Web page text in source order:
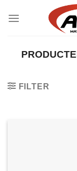
naar
FILTER